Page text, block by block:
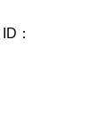
ID：